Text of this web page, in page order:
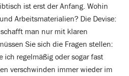
ist erst der Anfang. Wohin
Arbeitsmaterialien? Die Devise:
man nur mit klaren
Sie sich die Fragen stellen:
ich regelmäßig oder sogar fast
verschwinden immer wieder im